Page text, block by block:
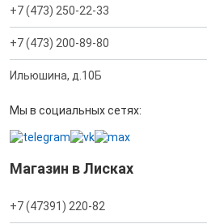
+7 (473) 250-22-33
+7 (473) 200-89-80
Ильюшина, д.10Б
Мы в социальных сетях:
Магазин в Лисках
+7 (47391) 220-82